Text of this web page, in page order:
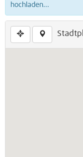
hochladen...